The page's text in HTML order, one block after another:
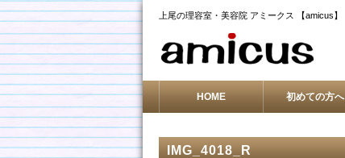
上尾の理容室・美容院 アミークス 【amicus】
HOME 初めての方へ
IMG_4018_R